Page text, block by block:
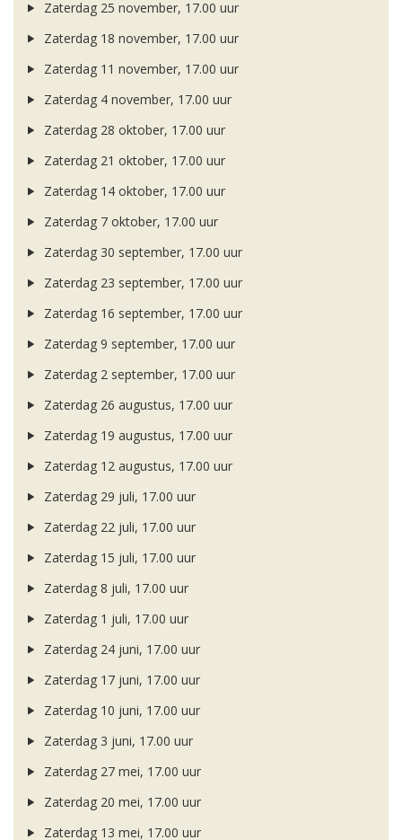
Zaterdag 25 november, 17.00 uur
Zaterdag 18 november, 17.00 uur
Zaterdag 11 november, 17.00 uur
Zaterdag 4 november, 17.00 uur
Zaterdag 28 oktober, 17.00 uur
Zaterdag 21 oktober, 17.00 uur
Zaterdag 14 oktober, 17.00 uur
Zaterdag 7 oktober, 17.00 uur
Zaterdag 30 september, 17.00 uur
Zaterdag 23 september, 17.00 uur
Zaterdag 16 september, 17.00 uur
Zaterdag 9 september, 17.00 uur
Zaterdag 2 september, 17.00 uur
Zaterdag 26 augustus, 17.00 uur
Zaterdag 19 augustus, 17.00 uur
Zaterdag 12 augustus, 17.00 uur
Zaterdag 29 juli, 17.00 uur
Zaterdag 22 juli, 17.00 uur
Zaterdag 15 juli, 17.00 uur
Zaterdag 8 juli, 17.00 uur
Zaterdag 1 juli, 17.00 uur
Zaterdag 24 juni, 17.00 uur
Zaterdag 17 juni, 17.00 uur
Zaterdag 10 juni, 17.00 uur
Zaterdag 3 juni, 17.00 uur
Zaterdag 27 mei, 17.00 uur
Zaterdag 20 mei, 17.00 uur
Zaterdag 13 mei, 17.00 uur